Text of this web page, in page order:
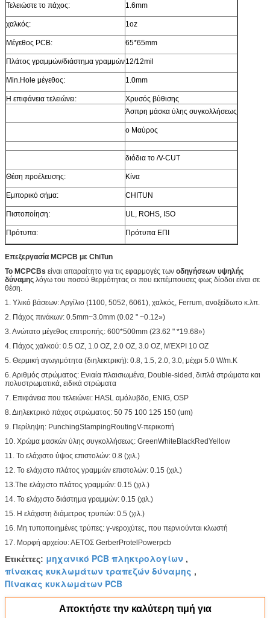
Τελειώστε το πάχος: 1.6mm
χαλκός: 1oz
Μέγεθος PCB: 65*65mm
Πλάτος γραμμών/διάστημα γραμμών12/12mil
Min.Hole μέγεθος: 1.0mm
Η επιφάνεια τελειώνει:
Χρυσός βύθισης
Άσπρη μάσκα ύλης συγκολλήσεως
ο Μαύρος
διόδια το /V-CUT
Θέση προέλευσης: Κίνα
Εμπορικό σήμα: CHITUN
Πιστοποίηση: UL, ROHS, ISO
Πρότυπα: Πρότυπα ΕΠΙ
Επεξεργασία MCPCB με ChiTun
Το MCPCBs είναι απαραίτητο για τις εφαρμογές των οδηγήσεων υψηλής
δύναμης λόγω του ποσού θερμότητας οι που εκπέμπουσες φως δίοδοι είναι σε
θέση.
1. Υλικό βάσεων: Αργίλιο (1100, 5052, 6061), χαλκός, Ferrum, ανοξείδωτο κ.λπ.
2. Πάχος πινάκων: 0.5mm~3.0mm (0.02 " ~0.12»)
3. Ανώτατο μέγεθος επιτροπής: 600*500mm (23.62 " *19.68»)
4. Πάχος χαλκού: 0.5 OZ, 1.0 OZ, 2.0 OZ, 3.0 OZ, ΜΈΧΡΙ 10 OZ
5. Θερμική αγωγιμότητα (διηλεκτρική): 0.8, 1.5, 2.0, 3.0, μέχρι 5.0 W/m.K
6. Αριθμός στρώματος: Ενιαία πλαισιωμένα, Double-sided, διπλά στρώματα και
πολυστρωματικά, ειδικά στρώματα
7. Επιφάνεια που τελειώνει: HASL αμόλυβδο, ENIG, OSP
8. Διηλεκτρικό πάχος στρώματος: 50 75 100 125 150 (um)
9. Περίληψη: PunchingStampingRoutingV-περικοπή
10. Χρώμα μασκών ύλης συγκολλήσεως: GreenWhiteBlackRedYellow
11. Το ελάχιστο ύψος επιστολών: 0.8 (χιλ.)
12. Το ελάχιστο πλάτος γραμμών επιστολών: 0.15 (χιλ.)
13.The ελάχιστο πλάτος γραμμών: 0.15 (χιλ.)
14. Το ελάχιστο διάστημα γραμμών: 0.15 (χιλ.)
15. Η ελάχιστη διάμετρος τρυπών: 0.5 (χιλ.)
16. Μη τυποποιημένες τρύπες: γ-νεροχύτες, που περνιούνται κλωστή
17. Μορφή αρχείου: ΑΕΤΟΣ GerberProtelPowerpcb
Ετικέττες: μηχανικό PCB πληκτρολογίων ,
πίνακας κυκλωμάτων τραπεζών δύναμης ,
Πίνακας κυκλωμάτων PCB
Αποκτήστε την καλύτερη τιμή για